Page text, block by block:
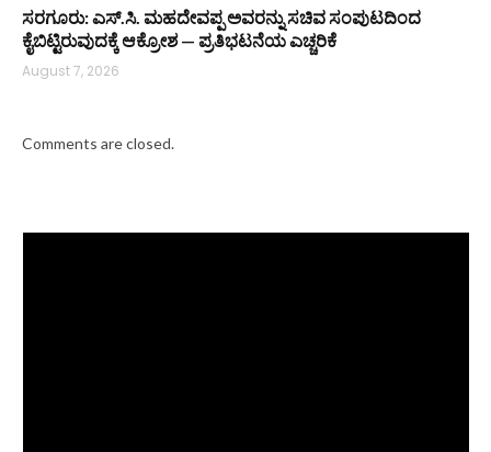
ಸರಗೂರು: ಎಸ್.ಸಿ. ಮಹದೇವಪ್ಪ ಅವರನ್ನು ಸಚಿವ ಸಂಪುಟದಿಂದ
ಕೈಬಿಟ್ಟಿರುವುದಕ್ಕೆ ಆಕ್ರೋಶ — ಪ್ರತಿಭಟನೆಯ ಎಚ್ಚರಿಕೆ
August 7, 2026
Comments are closed.